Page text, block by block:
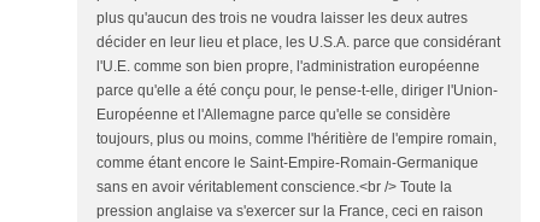
plus qu'aucun des trois ne voudra laisser les deux autres
décider en leur lieu et place, les U.S.A. parce que considérant
l'U.E. comme son bien propre, l'administration européenne
parce qu'elle a été conçu pour, le pense-t-elle, diriger l'Union-
Européenne et l'Allemagne parce qu'elle se considère
toujours, plus ou moins, comme l'héritière de l'empire romain,
comme étant encore le Saint-Empire-Romain-Germanique
sans en avoir véritablement conscience.<br /> Toute la
pression anglaise va s'exercer sur la France, ceci en raison